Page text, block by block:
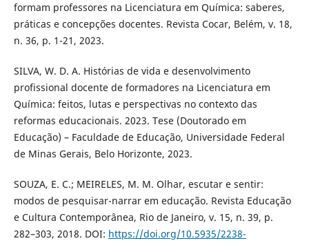
formam professores na Licenciatura em Química: saberes,
práticas e concepções docentes. Revista Cocar, Belém, v. 18,
n. 36, p. 1-21, 2023.
SILVA, W. D. A. Histórias de vida e desenvolvimento
profissional docente de formadores na Licenciatura em
Química: feitos, lutas e perspectivas no contexto das
reformas educacionais. 2023. Tese (Doutorado em
Educação) – Faculdade de Educação, Universidade Federal
de Minas Gerais, Belo Horizonte, 2023.
SOUZA, E. C.; MEIRELES, M. M. Olhar, escutar e sentir:
modos de pesquisar-narrar em educação. Revista Educação
e Cultura Contemporânea, Rio de Janeiro, v. 15, n. 39, p.
282–303, 2018. DOI: https://doi.org/10.5935/2238-